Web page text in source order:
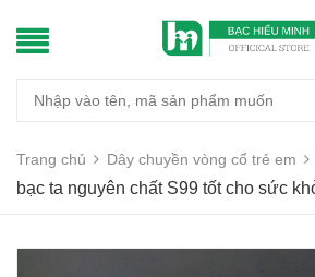
Trang chủ Dây chuyền vòng cổ trẻ em
bạc ta nguyên chất S99 tốt cho sức